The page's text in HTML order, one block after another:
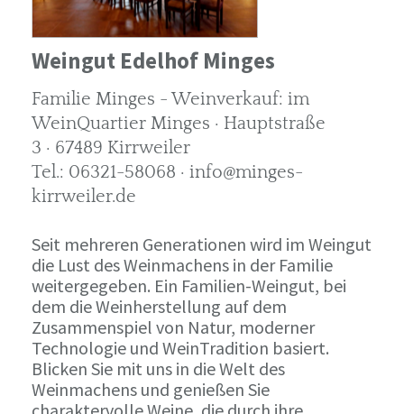
Weingut Edelhof Minges
Familie Minges - Weinverkauf: im
WeinQuartier Minges · Hauptstraße
3 · 67489 Kirrweiler
Tel.: 06321-58068 · info@minges-
kirrweiler.de
Seit mehreren Generationen wird im Weingut
die Lust des Weinmachens in der Familie
weitergegeben. Ein Familien-Weingut, bei
dem die Weinherstellung auf dem
Zusammenspiel von Natur, moderner
Technologie und WeinTradition basiert.
Blicken Sie mit uns in die Welt des
Weinmachens und genießen Sie